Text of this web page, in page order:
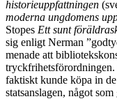
historieuppfattningen
moderna ungdomens
Stopes Ett sunt
sig enligt Nerman
menade att
tryckfrihetsförordningen.
faktiskt kunde köpa in
statsanslagen, något